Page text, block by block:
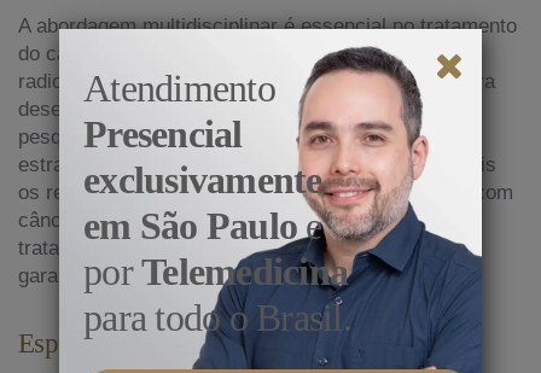
A abordagem multidisciplinar é essencial no tratamento
do câncer de rim, com oncologistas, cirurgiões,
radiologistas e outros profissionais colaborando para
desenvolver o melhor plano para cada paciente. A
pesquisa contínua visa identificar novas terapias e
estratégias personalizadas para melhorar ainda mais
os resultados e a qualidade de vida dos pacientes com
câncer renal. O acompanhamento regular após o
tratamento é crucial para monitorar a recorrência e
garantir a saúde a longo prazo.
Especialista em Câncer no Rim
Atendimento
Presencial
exclusivamente
em São Pauloe
porTelemedicina
para todo o Brasil.